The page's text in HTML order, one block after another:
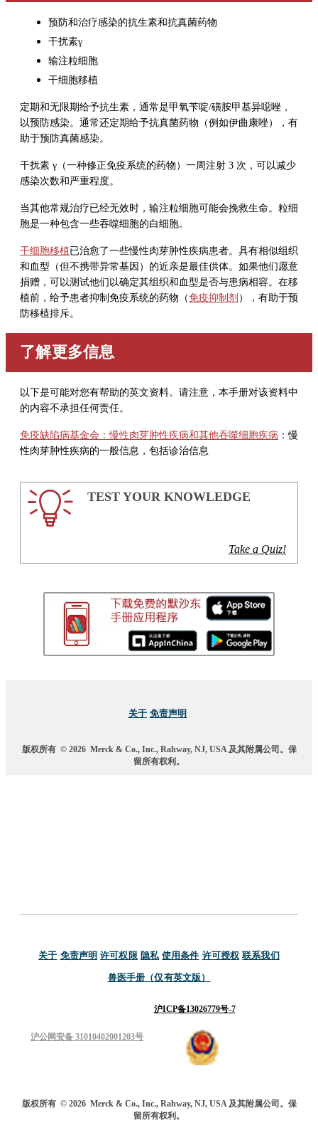
预防和治疗感染的抗生素和抗真菌药物
干扰素γ
输注粒细胞
干细胞移植
定期和无限期给予抗生素，通常是甲氧苄啶/磺胺甲基异噁唑，
以预防感染。通常还定期给予抗真菌药物（例如伊曲康唑），有
助于预防真菌感染。
干扰素 γ（一种修正免疫系统的药物）一周注射 3 次，可以减少
感染次数和严重程度。
当其他常规治疗已经无效时，输注粒细胞可能会挽救生命。粒细
胞是一种包含一些吞噬细胞的白细胞。
干细胞移植已治愈了一些慢性肉芽肿性疾病患者。具有相似组织
和血型（但不携带异常基因）的近亲是最佳供体。如果他们愿意
捐赠，可以测试他们以确定其组织和血型是否与患病相容。在移
植前，给予患者抑制免疫系统的药物（免疫抑制剂 ），有助于预
防移植排斥。
了解更多信息
以下是可能对您有帮助的英文资料。请注意，本手册对该资料中
的内容不承担任何责任。
免疫缺陷病基金会：慢性肉芽肿性疾病和其他吞噬细胞疾病 ：慢
性肉芽肿性疾病的一般信息，包括诊治信息
TEST YOUR KNOWLEDGE
Take a Quiz!
关于 免责声明
版权所有 © 2026 Merck & Co., Inc., Rahway, NJ, USA 及其附属公司。保
留所有权利。
关于 免责声明 许可权限 隐私 使用条件 许可授权 联系我们
兽医手册（仅有英文版）
沪ICP备13026779号-7
沪公网安备 31010402001203号
版权所有 © 2026 Merck & Co., Inc., Rahway, NJ, USA 及其附属公司。保
留所有权利。